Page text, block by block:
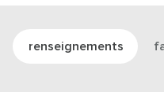
renseignements